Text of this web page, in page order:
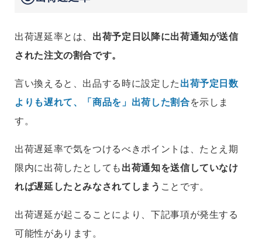
出荷遅延率とは、 出荷予定日以降に出荷通知が送信
された注文の割合です。
言い換えると、 出品する時に設定した 出荷予定日数
よりも遅れて、「商品を」出荷した割合を示しま
す。
出荷遅延率で気をつけるべきポイントは、 たとえ期
限内に出荷したとしても 出荷通知を送信していなけ
れば遅延したとみなされてしまう ことです。
出荷遅延が起こることにより、下記事項が発生する
可能性があります。